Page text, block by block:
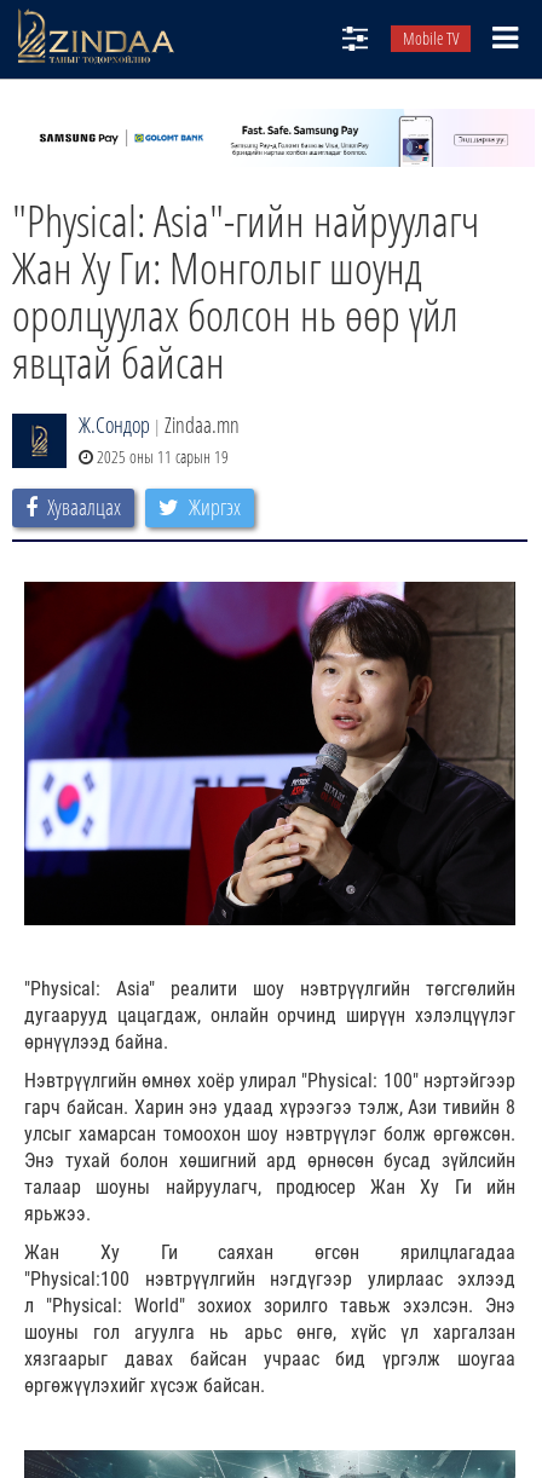
Mobile TV
ТВ8
АУДИО ЗОХИОЛ
ЗИНДАА СЭТГҮҮЛ
"Physical: Asia"-гийн найруулагч
Жан Ху Ги: Монголыг шоунд
оролцуулах болсон нь өөр үйл
явцтай байсан
Ж.Сондор | Zindaa.mn
2025 оны 11 сарын 19
Хуваалцах Жиргэх
"Physical: Asia" реалити шоу нэвтрүүлгийн төгсгөлийн
дугаарууд цацагдаж, онлайн орчинд ширүүн хэлэлцүүлэг
өрнүүлээд байна.
Нэвтрүүлгийн өмнөх хоёр улирал "Physical: 100" нэртэйгээр
гарч байсан. Харин энэ удаад хүрээгээ тэлж, Ази тивийн 8
улсыг хамарсан томоохон шоу нэвтрүүлэг болж өргөжсөн.
Энэ тухай болон хөшигний ард өрнөсөн бусад зүйлсийн
талаар шоуны найруулагч, продюсер Жан Ху Ги ийн
ярьжээ.
Жан Ху Ги саяхан өгсөн ярилцлагадаа
"Physical:100 нэвтрүүлгийн нэгдүгээр улирлаас эхлээд
л "Physical: World" зохиох зорилго тавьж эхэлсэн. Энэ
шоуны гол агуулга нь арьс өнгө, хүйс үл харгалзан
хязгаарыг давах байсан учраас бид үргэлж шоугаа
өргөжүүлэхийг хүсэж байсан.